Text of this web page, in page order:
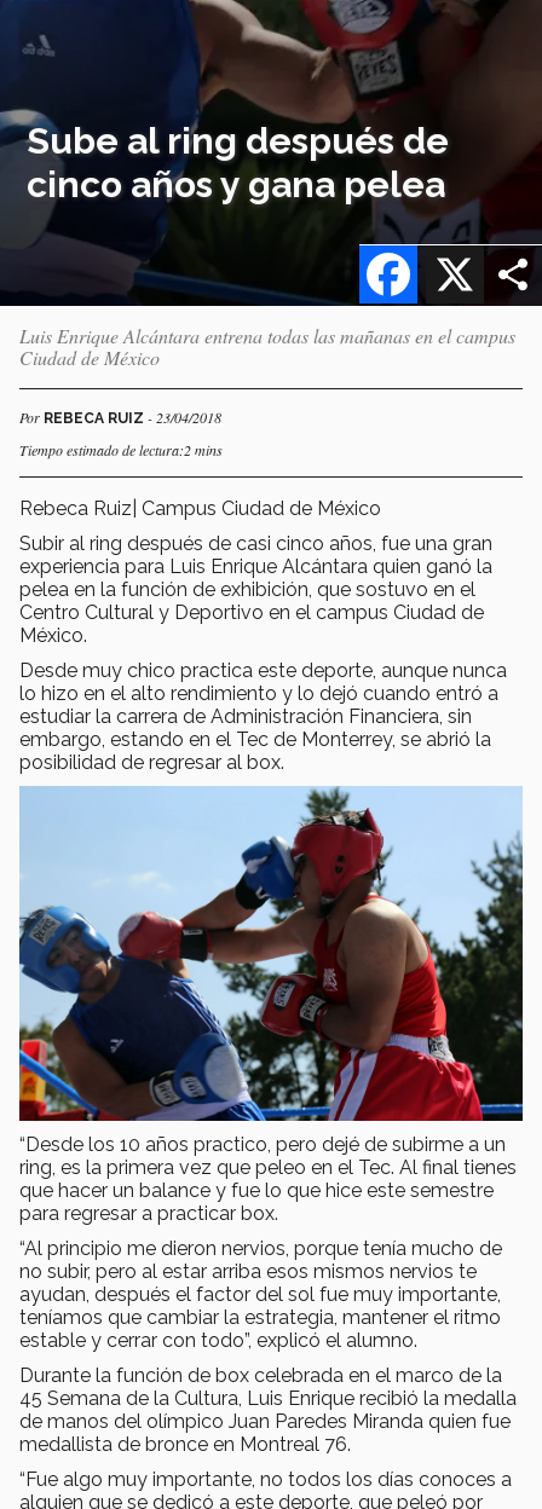
Sube al ring después de
cinco años y gana pelea
X
Facebook
Luis Enrique Alcántara entrena todas las mañanas en el campus
Ciudad de México
Por REBECA RUIZ - 23/04/2018
Tiempo estimado de lectura:2 mins
Rebeca Ruiz| Campus Ciudad de México
Subir al ring después de casi cinco años, fue una gran
experiencia para Luis Enrique Alcántara quien ganó la
pelea en la función de exhibición, que sostuvo en el
Centro Cultural y Deportivo en el campus Ciudad de
México.
Desde muy chico practica este deporte, aunque nunca
lo hizo en el alto rendimiento y lo dejó cuando entró a
estudiar la carrera de Administración Financiera, sin
embargo, estando en el Tec de Monterrey, se abrió la
posibilidad de regresar al box.
“Desde los 10 años practico, pero dejé de subirme a un
ring, es la primera vez que peleo en el Tec. Al final tienes
que hacer un balance y fue lo que hice este semestre
para regresar a practicar box.
“Al principio me dieron nervios, porque tenía mucho de
no subir, pero al estar arriba esos mismos nervios te
ayudan, después el factor del sol fue muy importante,
teníamos que cambiar la estrategia, mantener el ritmo
estable y cerrar con todo”, explicó el alumno.
Durante la función de box celebrada en el marco de la
45 Semana de la Cultura, Luis Enrique recibió la medalla
de manos del olímpico Juan Paredes Miranda quien fue
medallista de bronce en Montreal 76.
“Fue algo muy importante, no todos los días conoces a
alguien que se dedicó a este deporte, que peleó por